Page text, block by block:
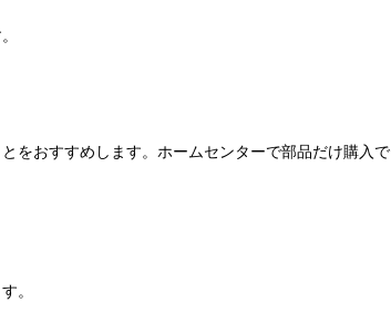
をおすすめします。ホームセンターで部品だけ購入
。